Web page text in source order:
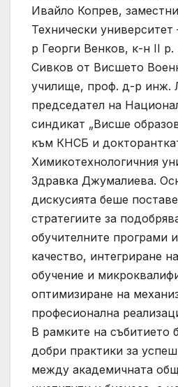
Ивайло Копрев,
Технически
р Георги Венков, к-н II
Сивков от Висшето
училище, проф. д-р инж.
председател на
синдикат „Висше
към КНСБ и
Химикотехнологичния
Здравка Джумалиева.
дискусията беше
стратегиите за
обучителните програми
качество, интегриране
обучение и
оптимизиране на
професионална
В рамките на събитието
добри практики за
между академичната